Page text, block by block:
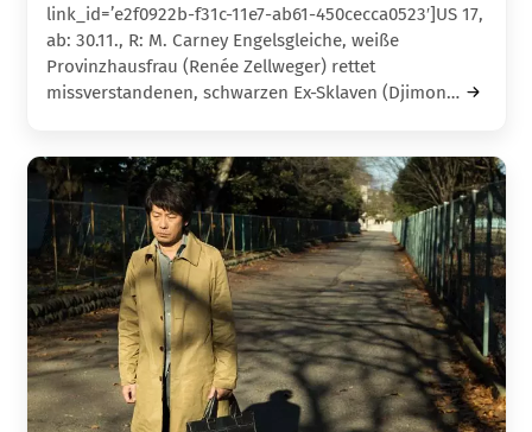
link_id=’e2f0922b-f31c-11e7-ab61-450cecca0523′]US 17,
ab: 30.11., R: M. Carney Engelsgleiche, weiße
Provinzhausfrau (Renée Zellweger) rettet
missverstandenen, schwarzen Ex-Sklaven (Djimon…